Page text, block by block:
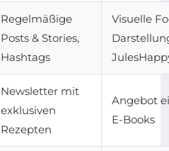
Regelmäßige
Posts & Stories,
Hashtags
Visuelle
Newsletter mit
exklusiven
Rezepten
Angebot
E-Books